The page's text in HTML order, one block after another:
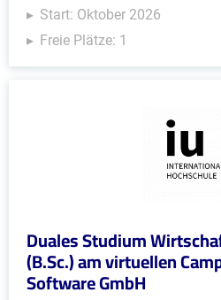
Start: Oktober 2026
Freie Plätze: 1
Duales Studium
(B.Sc.) am virtuellen
Software GmbH